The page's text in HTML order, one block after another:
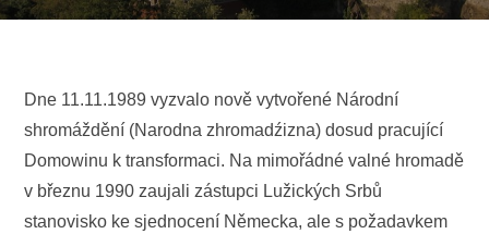
Dne 11.11.1989 vyzvalo nově vytvořené Národní
shromáždění (Narodna zhromadźizna) dosud pracující
Domowinu k transformaci. Na mimořádné valné hromadě
v březnu 1990 zaujali zástupci Lužických Srbů
stanovisko ke sjednocení Německa, ale s požadavkem